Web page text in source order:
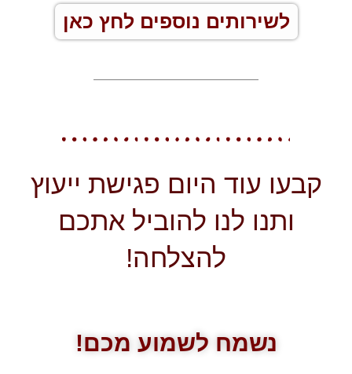
לשירותים נוספים לחץ כאן
קבעו עוד היום פגישת ייעוץ
ותנו לנו להוביל אתכם
להצלחה!
נשמח לשמוע מכם!